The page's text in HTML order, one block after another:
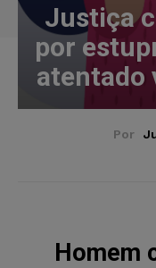
Justiça
por
atentado
Por
Homem